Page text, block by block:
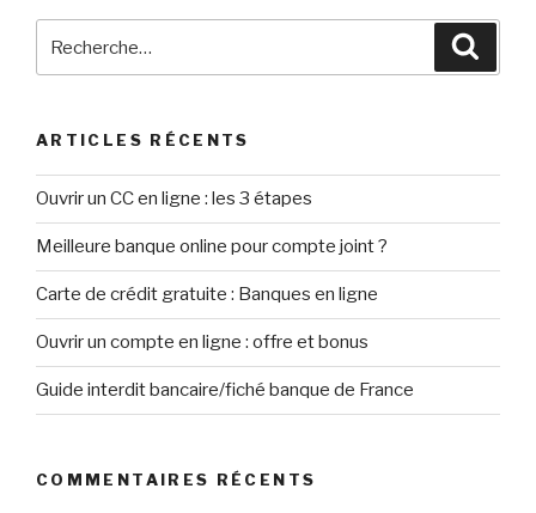
ARTICLES RÉCENTS
Ouvrir un CC en ligne : les 3 étapes
Meilleure banque online pour compte joint ?
Carte de crédit gratuite : Banques en ligne
Ouvrir un compte en ligne : offre et bonus
Guide interdit bancaire/fiché banque de France
COMMENTAIRES RÉCENTS